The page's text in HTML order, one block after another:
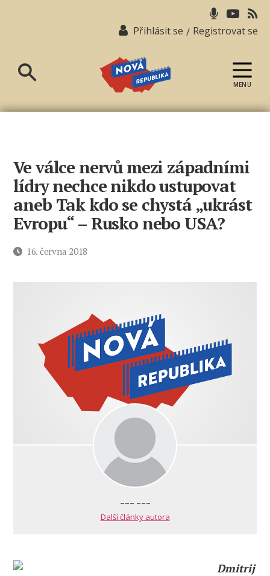
Přihlásit se / Registrovat se
republika
MENU
Ve válce nervů mezi západními
lídry nechce nikdo ustupovat
aneb Tak kdo se chystá „ukrást
Evropu“ – Rusko nebo USA?
Datum16. června 2018
--- ---
Další články autora
Dmitrij